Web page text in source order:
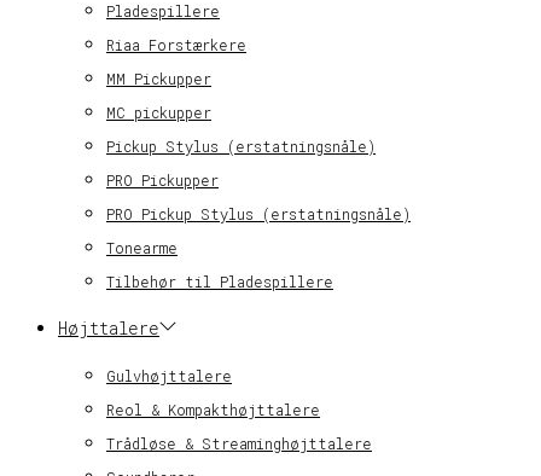
Pladespillere
Riaa Forstærkere
MM Pickupper
MC pickupper
Pickup Stylus (erstatningsnåle)
PRO Pickupper
PRO Pickup Stylus (erstatningsnåle)
Tonearme
Tilbehør til Pladespillere
Højttalere
Gulvhøjttalere
Reol & Kompakthøjttalere
Trådløse & Streaminghøjttalere